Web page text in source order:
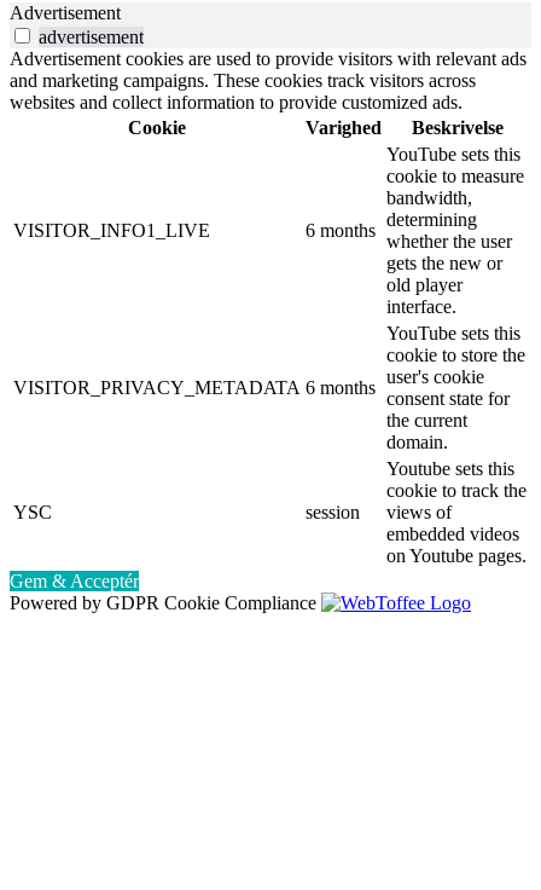
Advertisement
advertisement
Advertisement cookies are used to provide visitors with relevant ads
and marketing campaigns. These cookies track visitors across
websites and collect information to provide customized ads.
Cookie
Varighed Beskrivelse
VISITOR_INFO1_LIVE 6 months
YouTube sets this
cookie to measure
bandwidth,
determining
whether the user
gets the new or
old player
interface.
VISITOR_PRIVACY_METADATA 6 months
YouTube sets this
cookie to store the
user's cookie
consent state for
the current
domain.
YSC session
Youtube sets this
cookie to track the
views of
embedded videos
on Youtube pages.
Gem & Acceptér
Powered by GDPR Cookie Compliance